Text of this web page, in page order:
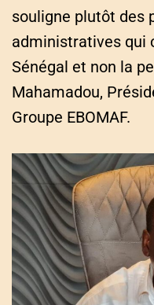
souligne plutôt des
administratives qui
Sénégal et non la
Mahamadou,
Groupe EBOMAF.